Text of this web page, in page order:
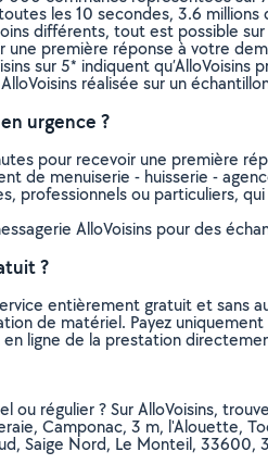
les 10 secondes, 3.6
différents, tout est possible
une première réponse à votre
sur 5* indiquent
réalisée sur un
urgence ?
pour recevoir une première
de menuiserie - huisserie -
professionnels ou particuliers,
AlloVoisins pour des
?
entièrement gratuit et sans
de matériel. Payez
ligne de la prestation
ou régulier ? Sur AlloVoisins,
Camponac, 3 m, l'Alouette,
Saige Nord, Le Monteil,